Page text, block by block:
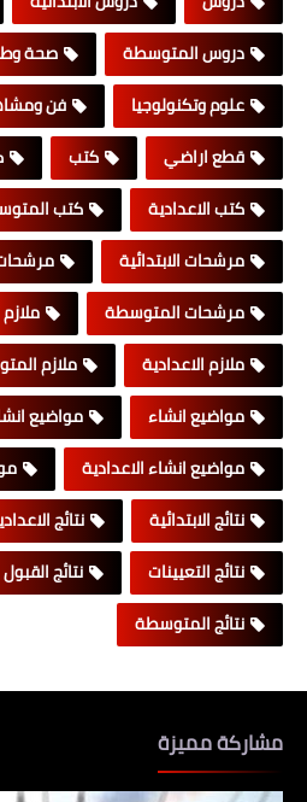
دروس المتوسطة
صحة
علوم وتكنولوجيا
فن
قطع اراضي
كتب
كتب الاعدادية
كتب
مرشحات الابتدائية
مرشحات المتوسطة
ملازم
ملازم الاعدادية
ملازم
مواضيع انشاء
مواضيع
مواضيع انشاء الاعدادية
نتائج الابتدائية
نتائج
نتائج التعيينات
نتائج
نتائج المتوسطة
مشاركة مميزة